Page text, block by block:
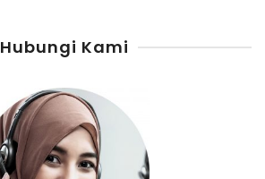
Hubungi Kami